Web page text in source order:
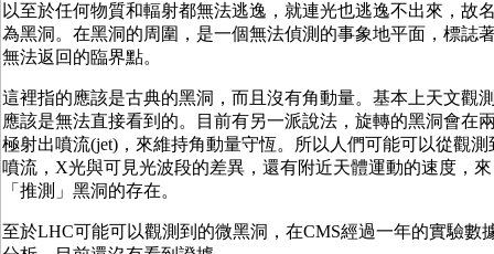
以至於任何物質和輻射都無法逃逸，就連光也逃逸不出來，故
為黑洞。在黑洞的周圍，是一個無法偵測的事象地平面，標誌
無法返回的臨界點。
這裡指的應該是古典的黑洞，而且沒有角動量。基本上天文觀
應該是無法直接看到的。目前有另一派說法，旋轉的黑洞會在
極射出噴流(jet)，來維持角動量守恆。所以人們可能可以從觀測
噴流，X光與可見光波段的差異，還有附近天體運動的速度，來
「推測」黑洞的存在。
至於LHC可能可以觀測到的微黑洞，在CMS經過一年的實驗數